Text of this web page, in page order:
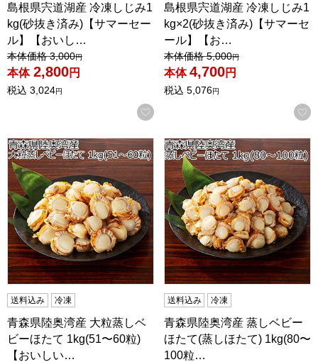
島根県宍道湖産 冷凍しじみ1
kg(砂抜き済み)【サマーセー
ル】【おいし…
値引き前の価格：
本体価格 3,000円
本体 2,800円
税込 3,024円
お気に入りに登録する
島根県宍道湖産 冷凍しじみ1
kg×2(砂抜き済み)【サマーセ
ール】【お…
値引き前の価格：
本体価格 5,000円
本体 4,700円
税込 5,076円
青森県陸奥湾産 大粒蒸しベビーほたて 1kg(51〜60粒)【おい
送料込み 冷凍
青森県陸奥湾産 大粒蒸しベ
ビーほたて 1kg(51〜60粒)
【おいしい…
青森県陸奥湾産 蒸しベビー
送料込み 冷凍
青森県陸奥湾産 蒸しベビー
ほたて(蒸しほたて) 1kg(80〜
100粒…